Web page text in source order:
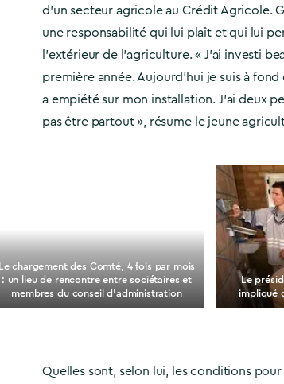
d’un secteur agricole au Crédit Agricole.
une responsabilité qui lui plaît et qui lui
l’extérieur de l’agriculture. « J’ai investi
première année. Aujourd’hui je suis à fond
a empiété sur mon installation. J’ai deux
pas être partout », résume le jeune
Le chargement des Comté, 4 fois par mois
: un lieu de rencontre entre sociétaires et
membres du conseil d’administration
Le
impliqué
Quelles sont, selon lui, les conditions